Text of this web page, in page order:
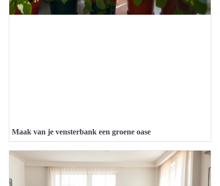
Maak van je vensterbank een groene oase